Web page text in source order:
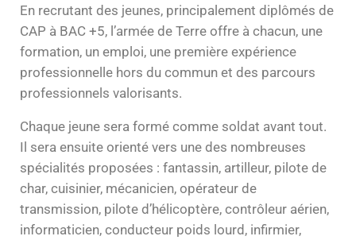
En recrutant des jeunes, principalement diplômés de
CAP à BAC +5, l’armée de Terre offre à chacun, une
formation, un emploi, une première expérience
professionnelle hors du commun et des parcours
professionnels valorisants.
Chaque jeune sera formé comme soldat avant tout.
Il sera ensuite orienté vers une des nombreuses
spécialités proposées : fantassin, artilleur, pilote de
char, cuisinier, mécanicien, opérateur de
transmission, pilote d’hélicoptère, contrôleur aérien,
informaticien, conducteur poids lourd, infirmier,